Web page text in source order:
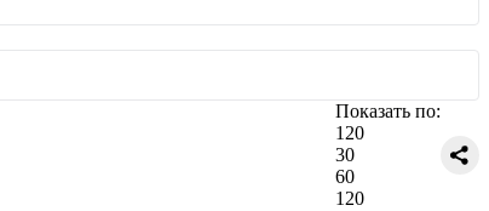
Показать по:
120
30
60
120